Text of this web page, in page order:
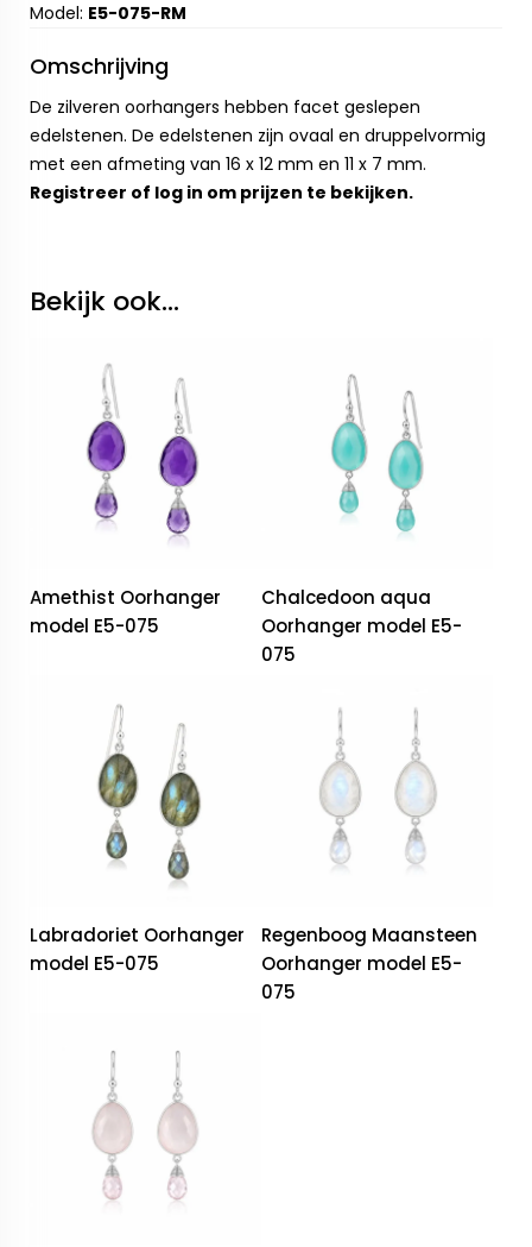
Model: E5-075-RM
Omschrijving
De zilveren oorhangers hebben facet geslepen
edelstenen. De edelstenen zijn ovaal en druppelvormig
met een afmeting van 16 x 12 mm en 11 x 7 mm.
Registreer of log in om prijzen te bekijken.
Bekijk ook...
Amethist Oorhanger
model E5-075
Chalcedoon aqua
Oorhanger model E5-
075
Labradoriet Oorhanger
model E5-075
Regenboog Maansteen
Oorhanger model E5-
075